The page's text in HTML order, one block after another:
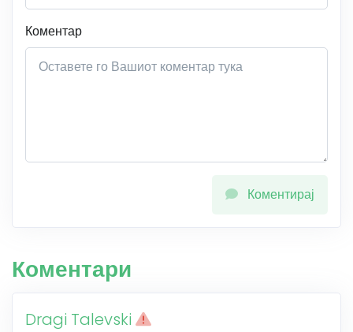
Коментар
Коментирај
Коментари
Dragi Talevski